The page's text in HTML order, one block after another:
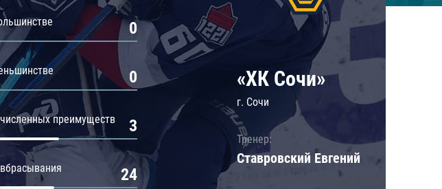
0
0
преимуществ 3
24
«ХК Сочи»
г. Сочи
Тренер:
Ставровский Евгений